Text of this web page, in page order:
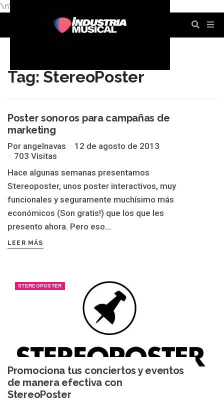
\n\n
Tag: StereoPoster
STEREOPOSTER
Poster sonoros para campañas de
marketing
Por angelnavas
12 de agosto de 2013
703 Visitas
Hace algunas semanas presentamos
Stereoposter, unos poster interactivos, muy
funcionales y seguramente muchísimo más
económicos (Son gratis!) que los que les
presento ahora. Pero eso...
LEER MÁS
STEREOPOSTER
Promociona tus conciertos y eventos
de manera efectiva con
StereoPoster